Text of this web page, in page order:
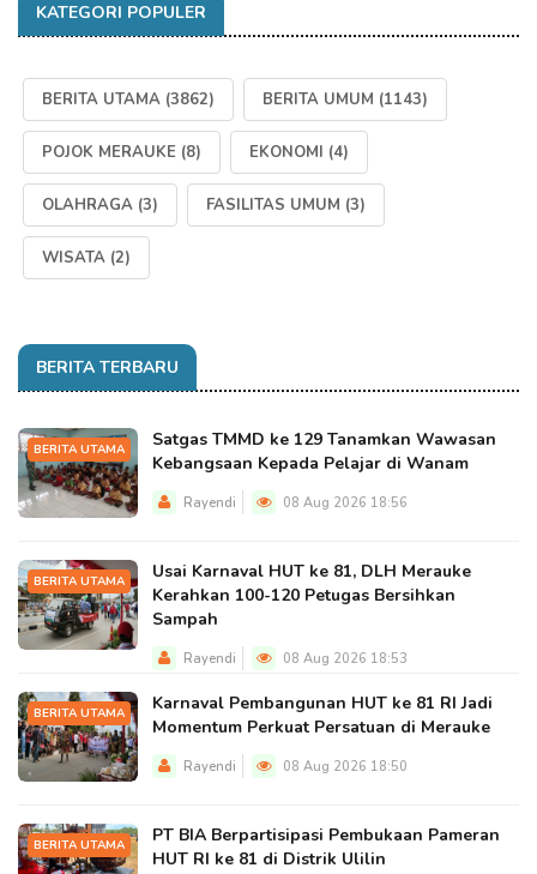
KATEGORI POPULER
BERITA UTAMA (3862) BERITA UMUM (1143)
POJOK MERAUKE (8) EKONOMI (4)
OLAHRAGA (3) FASILITAS UMUM (3)
WISATA (2)
BERITA TERBARU
BERITA UTAMA
Satgas TMMD ke 129 Tanamkan Wawasan
Kebangsaan Kepada Pelajar di Wanam
Rayendi 08 Aug 2026 18:56
BERITA UTAMA
Usai Karnaval HUT ke 81, DLH Merauke
Kerahkan 100-120 Petugas Bersihkan
Sampah
Rayendi 08 Aug 2026 18:53
BERITA UTAMA
Karnaval Pembangunan HUT ke 81 RI Jadi
Momentum Perkuat Persatuan di Merauke
Rayendi 08 Aug 2026 18:50
BERITA UTAMA
PT BIA Berpartisipasi Pembukaan Pameran
HUT RI ke 81 di Distrik Ulilin